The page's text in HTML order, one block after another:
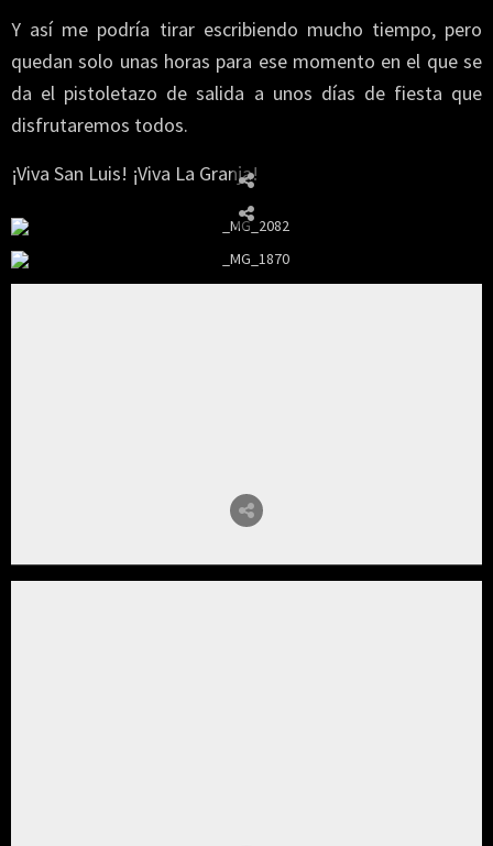
Y así me podría tirar escribiendo mucho tiempo, pero
quedan solo unas horas para ese momento en el que se
da el pistoletazo de salida a unos días de fiesta que
disfrutaremos todos.
¡Viva San Luis! ¡Viva La Granja!